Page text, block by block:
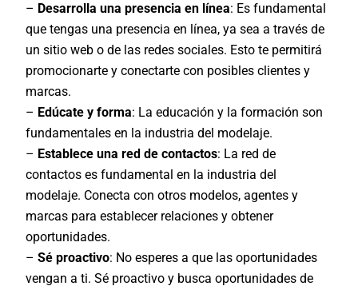
– Desarrolla una presencia en línea: Es fundamental
que tengas una presencia en línea, ya sea a través de
un sitio web o de las redes sociales. Esto te permitirá
promocionarte y conectarte con posibles clientes y
marcas.
– Edúcate y forma: La educación y la formación son
fundamentales en la industria del modelaje.
– Establece una red de contactos: La red de
contactos es fundamental en la industria del
modelaje. Conecta con otros modelos, agentes y
marcas para establecer relaciones y obtener
oportunidades.
–Sé proactivo: No esperes a que las oportunidades
vengan a ti. Sé proactivo y busca oportunidades de